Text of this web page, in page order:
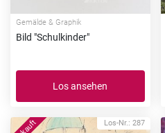
Gemälde & Graphik
Bild "Schulkinder"
Los ansehen
Los-Nr.: 287